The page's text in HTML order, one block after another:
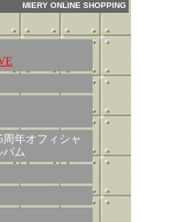
MIERY ONLINE SHOPPING
年オフィシャ
バム